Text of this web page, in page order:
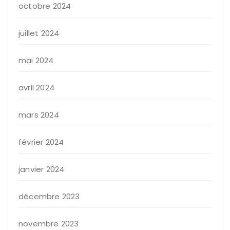
octobre 2024
juillet 2024
mai 2024
avril 2024
mars 2024
février 2024
janvier 2024
décembre 2023
novembre 2023